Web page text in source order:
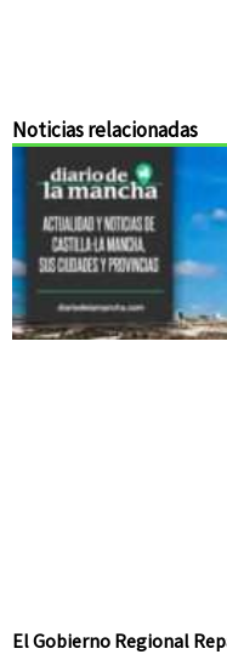
Noticias relacionadas
El Gobierno Regional